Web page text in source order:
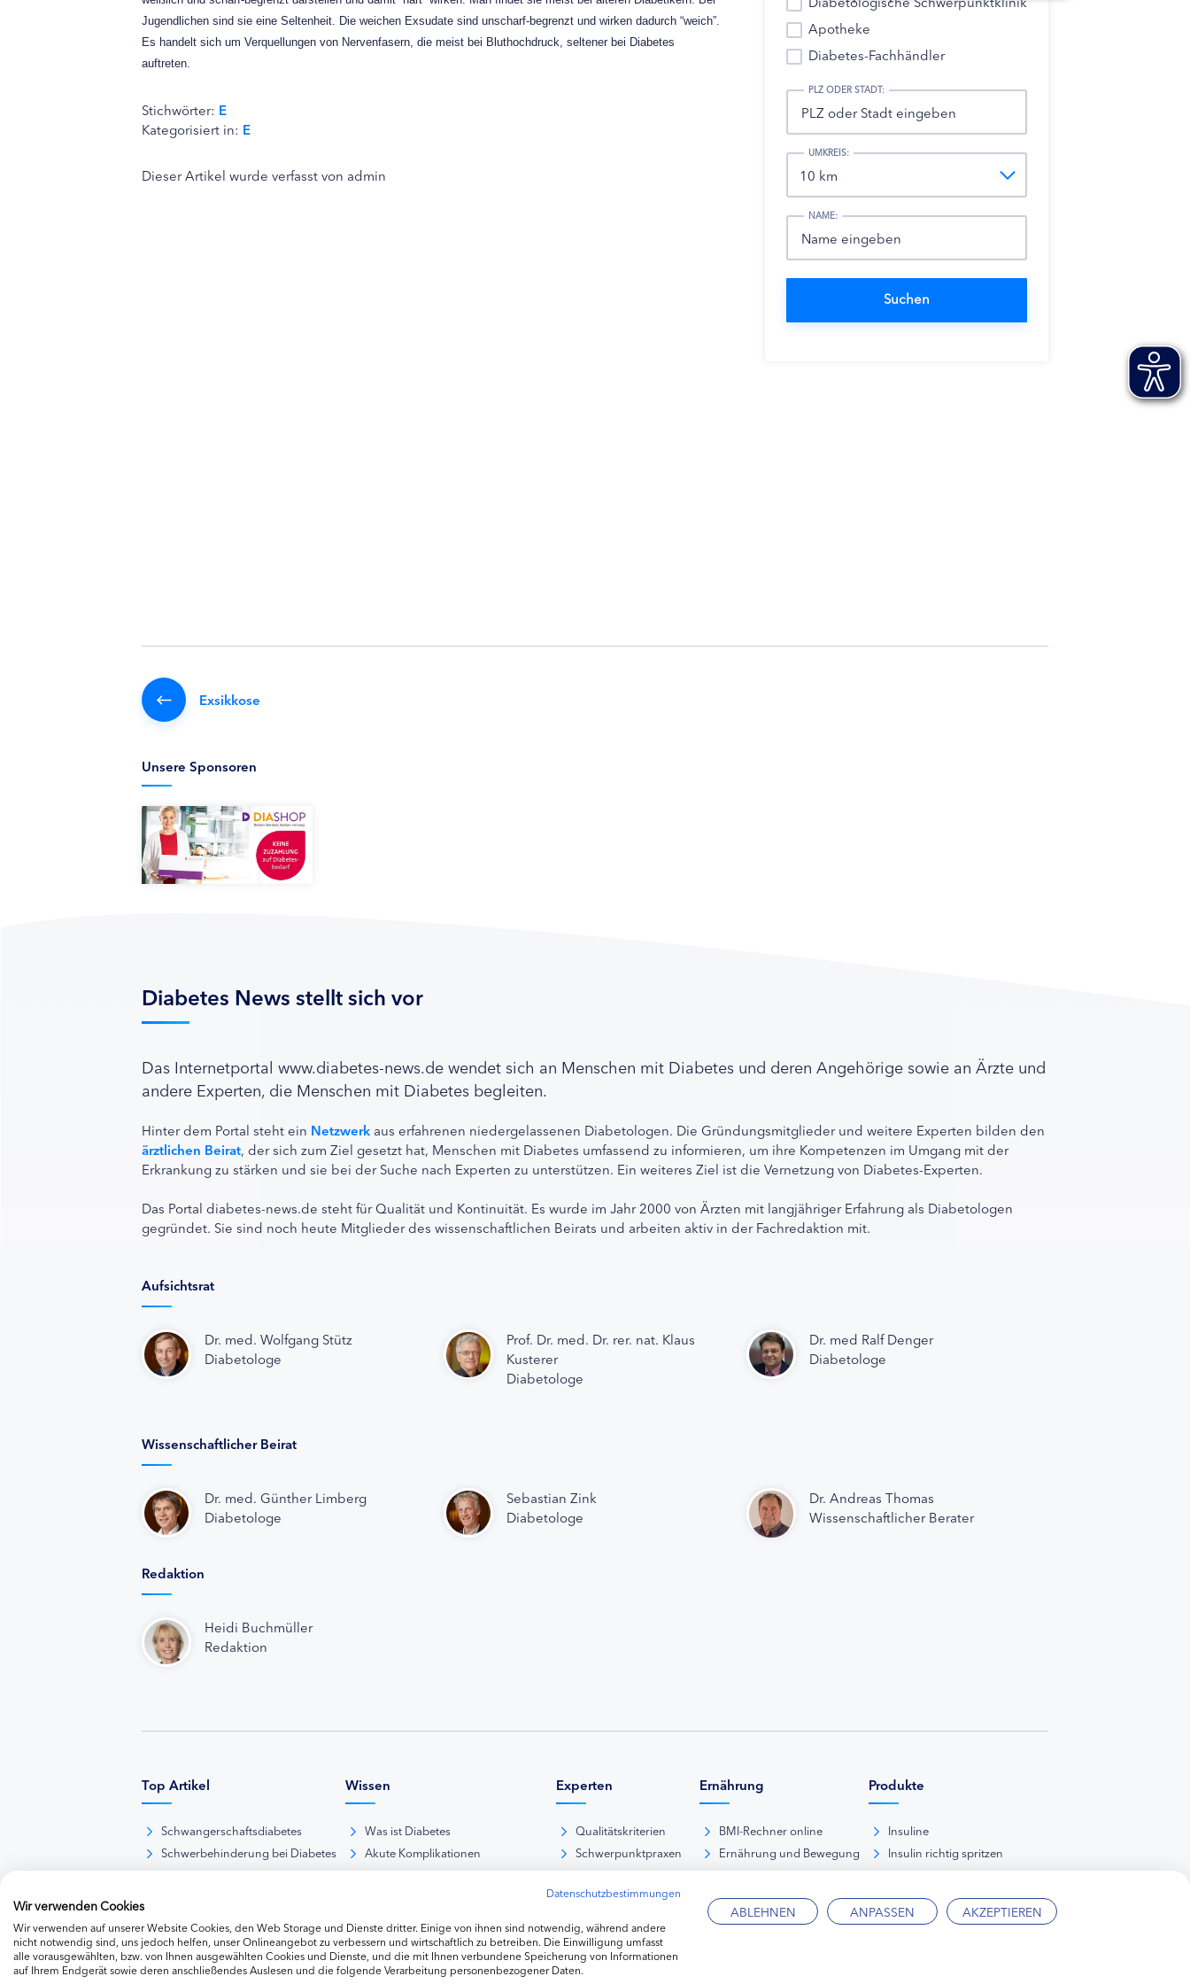
Jugendlichen sind sie eine Seltenheit. Die weichen Exsudate sind unscharf-begrenzt und wirken dadurch “weich”.
Es handelt sich um Verquellungen von Nervenfasern, die meist bei Bluthochdruck, seltener bei Diabetes
auftreten.
Stichwörter: E
Kategorisiert in: E
Dieser Artikel wurde verfasst von admin
Exsikkose
Apotheke
Diabetes-Fachhändler
PLZ ODER STADT:
UMKREIS:
NAME:
Unsere Sponsoren
Diabetes News stellt sich vor
Das Internetportal www.diabetes-news.de wendet sich an Menschen mit Diabetes und deren Angehörige sowie an Ärzte und
andere Experten, die Menschen mit Diabetes begleiten.
Hinter dem Portal steht ein Netzwerk aus erfahrenen niedergelassenen Diabetologen. Die Gründungsmitglieder und weitere Experten bilden den
ärztlichen Beirat, der sich zum Ziel gesetzt hat, Menschen mit Diabetes umfassend zu informieren, um ihre Kompetenzen im Umgang mit der
Erkrankung zu stärken und sie bei der Suche nach Experten zu unterstützen. Ein weiteres Ziel ist die Vernetzung von Diabetes-Experten.
Das Portal diabetes-news.de steht für Qualität und Kontinuität. Es wurde im Jahr 2000 von Ärzten mit langjähriger Erfahrung als Diabetologen
gegründet. Sie sind noch heute Mitglieder des wissenschaftlichen Beirats und arbeiten aktiv in der Fachredaktion mit.
Aufsichtsrat
Dr. med. Wolfgang Stütz
Diabetologe
Prof. Dr. med. Dr. rer. nat. Klaus
Kusterer
Diabetologe
Dr. med Ralf Denger
Diabetologe
Wissenschaftlicher Beirat
Dr. med. Günther Limberg
Diabetologe
Sebastian Zink
Diabetologe
Dr. Andreas Thomas
Wissenschaftlicher Berater
Redaktion
Heidi Buchmüller
Redaktion
Top Artikel
Schwangerschaftsdiabetes
Schwerbehinderung bei Diabetes
Wissen
Was ist Diabetes
Akute Komplikationen
Therapie Typ-2-Diabetes
Weitere hormonelle Erkrankungen
Experten
Qualitätskriterien
Schwerpunktpraxen
Kliniken
Diabetes-Fachhändler
Ernährung
BMI-Rechner online
Ernährung und Bewegung
Lebensmittelkunde
Produkte
Insuline
Insulin richtig spritzen
Datenschutzbestimmungen
Wir verwenden Cookies
Wir verwenden auf unserer Website Cookies, den Web Storage und Dienste dritter. Einige von ihnen sind notwendig, während andere
nicht notwendig sind, uns jedoch helfen, unser Onlineangebot zu verbessern und wirtschaftlich zu betreiben. Die Einwilligung umfasst
alle vorausgewählten, bzw. von Ihnen ausgewählten Cookies und Dienste, und die mit Ihnen verbundene Speicherung von Informationen
auf Ihrem Endgerät sowie deren anschließendes Auslesen und die folgende Verarbeitung personenbezogener Daten.
ABLEHNEN ANPASSEN AKZEPTIEREN